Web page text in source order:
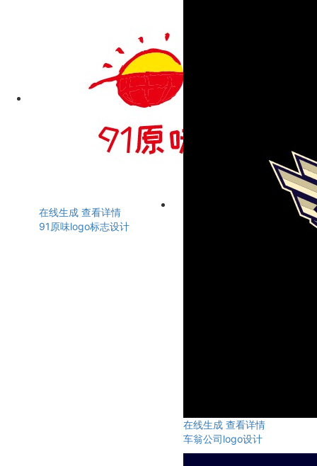
在线生成 查看详情
91原味logo标志设计
在线生成 查看详情
车翁公司logo设计